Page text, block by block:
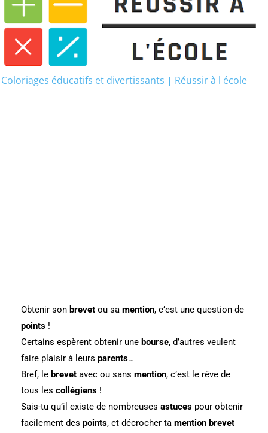
Coloriages éducatifs et divertissants | Réussir à l école
Obtenir son brevet ou sa mention, c’est une question de
points !
Certains espèrent obtenir une bourse, d’autres veulent
faire plaisir à leurs parents…
Bref, le brevet avec ou sans mention, c’est le rêve de
tous les collégiens !
Sais-tu qu’il existe de nombreuses astuces pour obtenir
facilement des points, et décrocher ta mention brevet